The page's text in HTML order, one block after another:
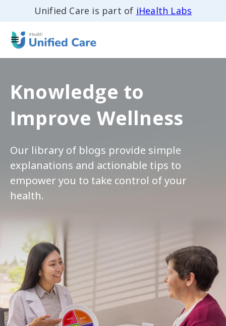
Unified Care is part of iHealth Labs
Knowledge to
Improve Wellness
Our library of blogs provide simple
explanations and actionable tips to
empower you to take control of your
health.